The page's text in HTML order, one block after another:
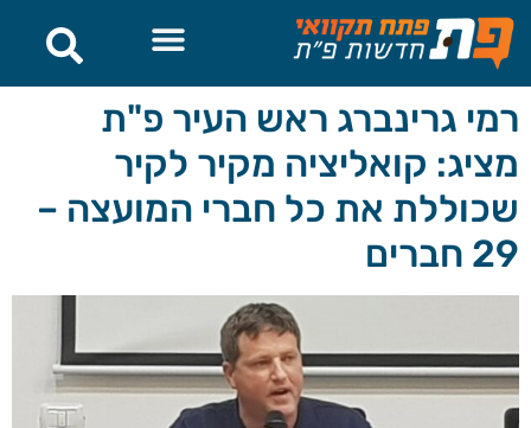
לתוכן
רמי גרינברג ראש העיר פ"ת
מציג: קואליציה מקיר לקיר
שכוללת את כל חברי המועצה –
29 חברים